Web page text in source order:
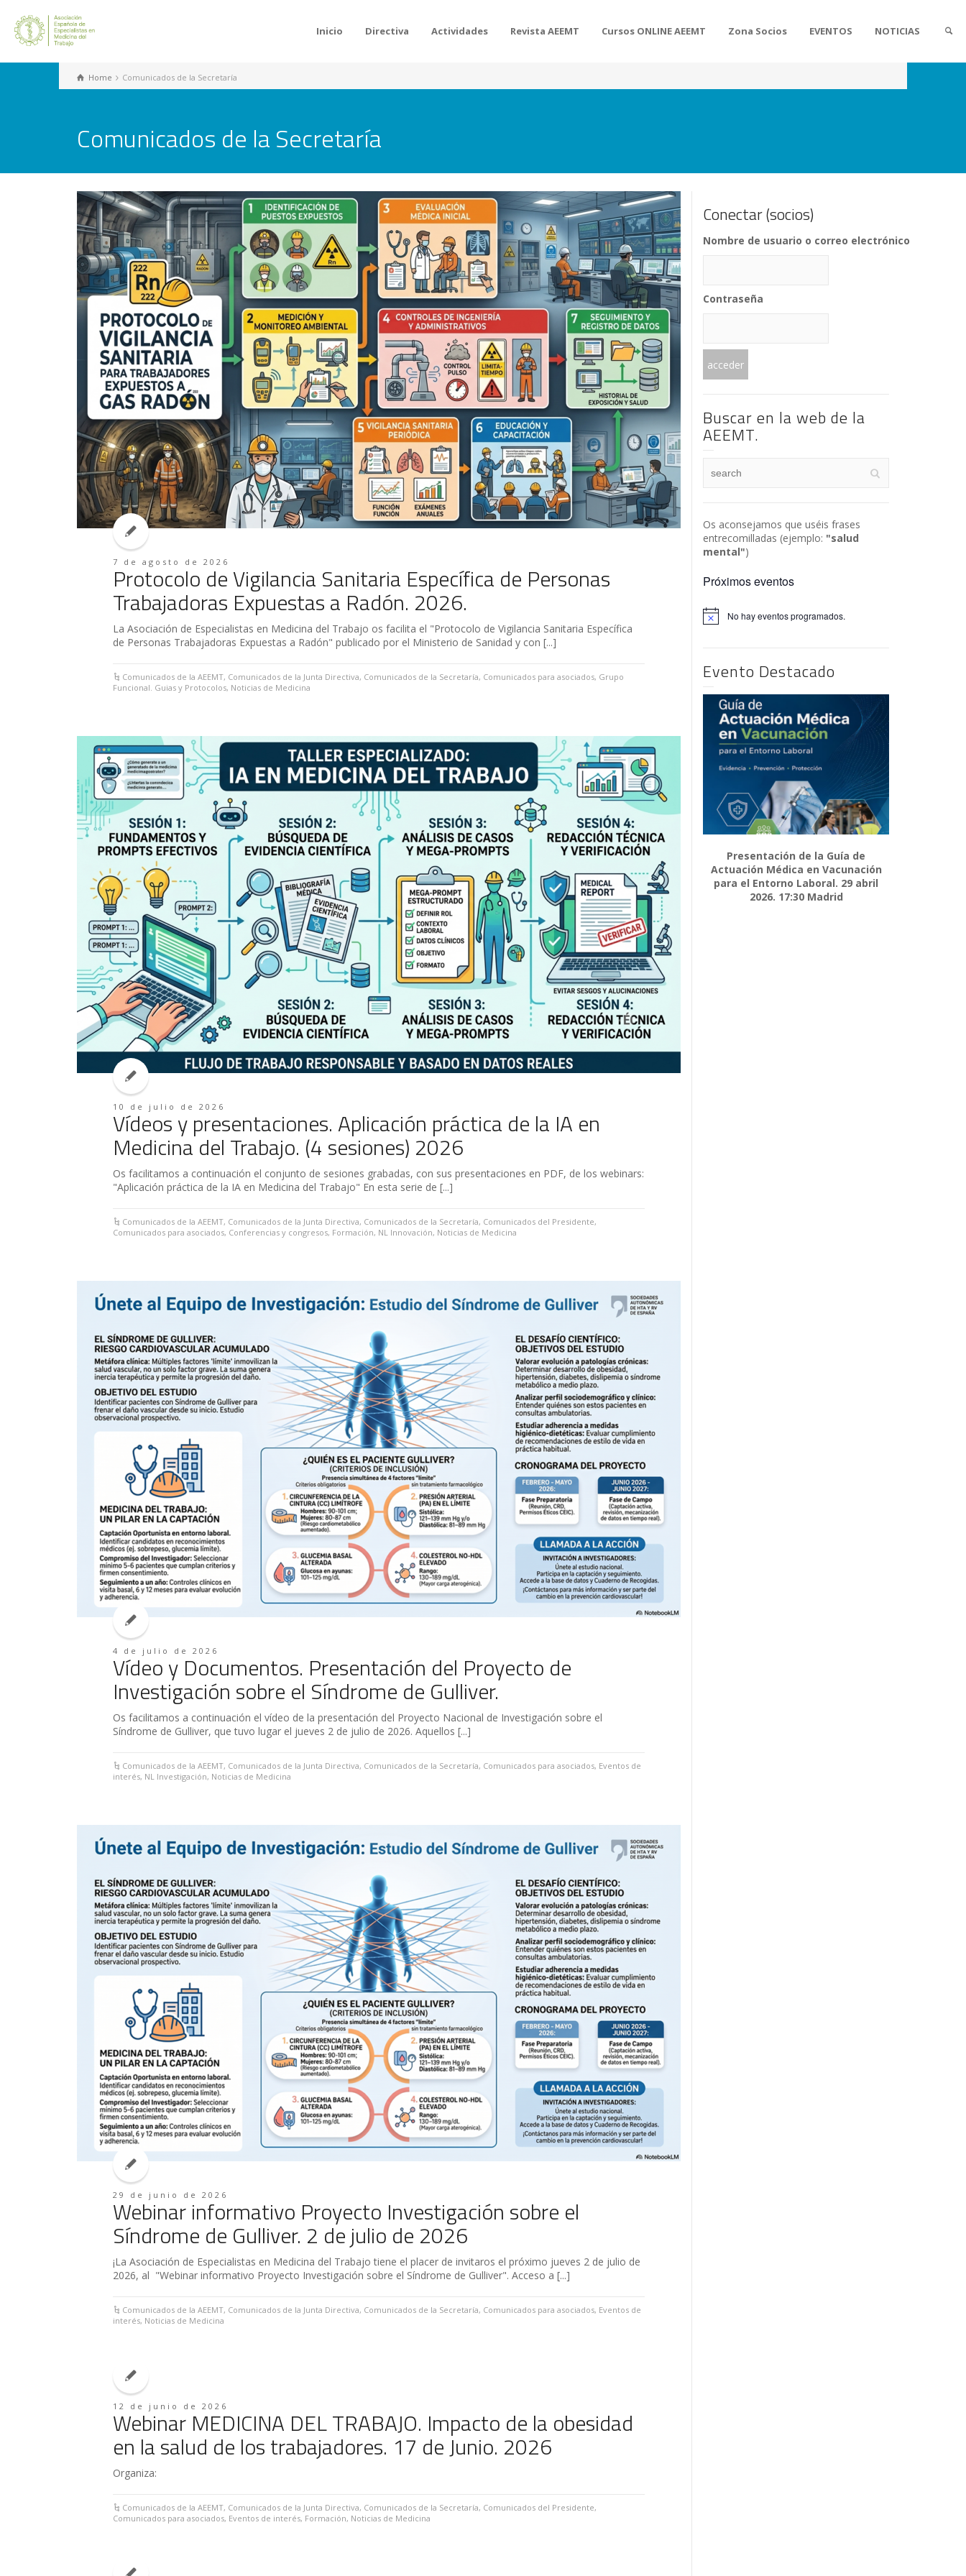
Inicio Directiva Actividades Revista AEEMT Cursos ONLINE AEEMT Zona Socios EVENTOS NOTICIAS
Home Comunicados de la Secretaría
Comunicados de la Secretaría
7 de agosto de 2026
Protocolo de Vigilancia Sanitaria Específica de Personas
Trabajadoras Expuestas a Radón. 2026.
La Asociación de Especialistas en Medicina del Trabajo os facilita el "Protocolo de Vigilancia Sanitaria Específica
de Personas Trabajadoras Expuestas a Radón" publicado por el Ministerio de Sanidad y con [...]
Comunicados de la AEEMT, Comunicados de la Junta Directiva, Comunicados de la Secretaría, Comunicados para asociados, Grupo
Funcional. Guias y Protocolos, Noticias de Medicina
10 de julio de 2026
Vídeos y presentaciones. Aplicación práctica de la IA en
Medicina del Trabajo. (4 sesiones) 2026
Os facilitamos a continuación el conjunto de sesiones grabadas, con sus presentaciones en PDF, de los webinars:
"Aplicación práctica de la IA en Medicina del Trabajo" En esta serie de [...]
Comunicados de la AEEMT, Comunicados de la Junta Directiva, Comunicados de la Secretaría, Comunicados del Presidente,
Comunicados para asociados, Conferencias y congresos, Formación, NL Innovación, Noticias de Medicina
4 de julio de 2026
Vídeo y Documentos. Presentación del Proyecto de
Investigación sobre el Síndrome de Gulliver.
Os facilitamos a continuación el vídeo de la presentación del Proyecto Nacional de Investigación sobre el
Síndrome de Gulliver, que tuvo lugar el jueves 2 de julio de 2026. Aquellos [...]
Comunicados de la AEEMT, Comunicados de la Junta Directiva, Comunicados de la Secretaría, Comunicados para asociados, Eventos de
interés, NL Investigación, Noticias de Medicina
29 de junio de 2026
Webinar informativo Proyecto Investigación sobre el
Síndrome de Gulliver. 2 de julio de 2026
¡La Asociación de Especialistas en Medicina del Trabajo tiene el placer de invitaros el próximo jueves 2 de julio de
2026, al "Webinar informativo Proyecto Investigación sobre el Síndrome de Gulliver". Acceso a [...]
Comunicados de la AEEMT, Comunicados de la Junta Directiva, Comunicados de la Secretaría, Comunicados para asociados, Eventos de
interés, Noticias de Medicina
12 de junio de 2026
Webinar MEDICINA DEL TRABAJO. Impacto de la obesidad
en la salud de los trabajadores. 17 de Junio. 2026
Organiza:
Comunicados de la AEEMT, Comunicados de la Junta Directiva, Comunicados de la Secretaría, Comunicados del Presidente,
Comunicados para asociados, Eventos de interés, Formación, Noticias de Medicina
Conectar (socios)
Nombre de usuario o correo electrónico
Contraseña
Buscar en la web de la
AEEMT.
Os aconsejamos que uséis frases
entrecomilladas (ejemplo: "salud
mental")
Próximos eventos
Aviso No hay eventos programados.
Evento Destacado
Presentación de la Guía de
Actuación Médica en Vacunación
para el Entorno Laboral. 29 abril
2026. 17:30 Madrid